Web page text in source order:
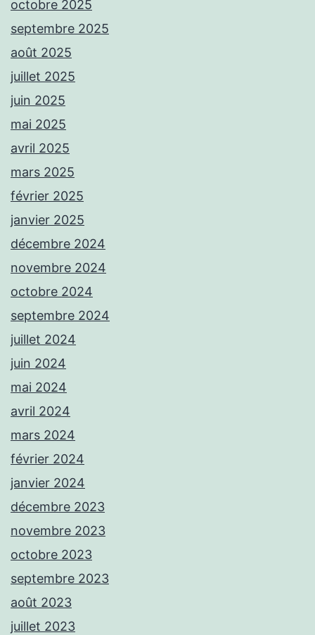
octobre 2025
septembre 2025
août 2025
juillet 2025
juin 2025
mai 2025
avril 2025
mars 2025
février 2025
janvier 2025
décembre 2024
novembre 2024
octobre 2024
septembre 2024
juillet 2024
juin 2024
mai 2024
avril 2024
mars 2024
février 2024
janvier 2024
décembre 2023
novembre 2023
octobre 2023
septembre 2023
août 2023
juillet 2023